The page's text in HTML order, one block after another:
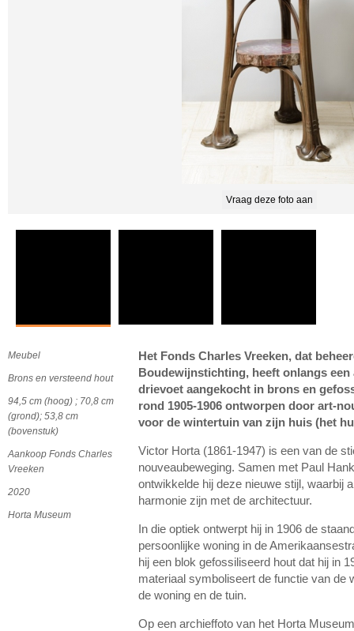
Vraag deze foto aan
Het Fonds Charles Vreeken, dat
Boudewijnstichting, heeft onlangs
drievoet aangekocht in brons en
rond 1905-1906 ontworpen door art-
voor de wintertuin van zijn huis (het
Victor Horta (1861-1947) is een van de
nouveaubeweging. Samen met Paul
ontwikkelde hij deze nieuwe stijl, waarbij
harmonie zijn met de architectuur.
In die optiek ontwerpt hij in 1906 de
persoonlijke woning in de
hij een blok gefossiliseerd hout dat hij in
materiaal symboliseert de functie van de
de woning en de tuin.
Op een archieffoto van het Horta
Meubel
Brons en versteend hout
94,5 cm (hoog) ; 70,8 cm
(grond); 53,8 cm
(bovenstuk)
Aankoop Fonds Charles
Vreeken
2020
Horta Museum